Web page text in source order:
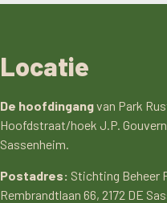
Locatie
De hoofdingangvan Park
Hoofdstraat/hoek J.P.
Sassenheim.
Postadres: Stichting Beheer
Rembrandtlaan 66, 2172 DE